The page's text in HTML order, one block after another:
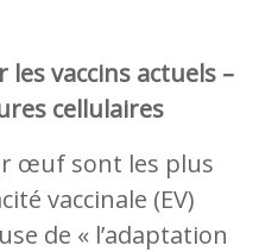
vaccins actuels –
cellulaires
œuf sont les plus
vaccinale (EV)
de « l’adaptation